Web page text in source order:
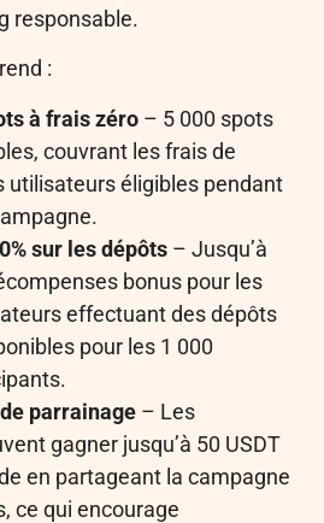
responsable.
:
à frais zéro – 5 000 spots
couvrant les frais de
utilisateurs éligibles pendant
sur les dépôts – Jusqu’à
bonus pour les
effectuant des dépôts
pour les 1 000
parrainage – Les
gagner jusqu’à 50 USDT
en partageant la campagne
ce qui encourage